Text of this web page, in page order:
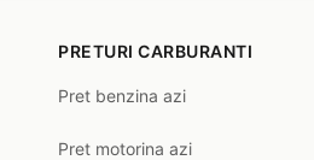
PRETURI CARBURANTI
Pret benzina azi
Pret motorina azi